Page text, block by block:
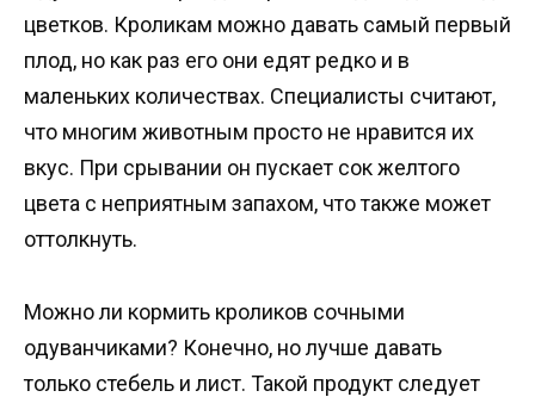
цветков. Кроликам можно давать самый первый
плод, но как раз его они едят редко и в
маленьких количествах. Специалисты считают,
что многим животным просто не нравится их
вкус. При срывании он пускает сок желтого
цвета с неприятным запахом, что также может
оттолкнуть.
Можно ли кормить кроликов сочными
одуванчиками? Конечно, но лучше давать
только стебель и лист. Такой продукт следует